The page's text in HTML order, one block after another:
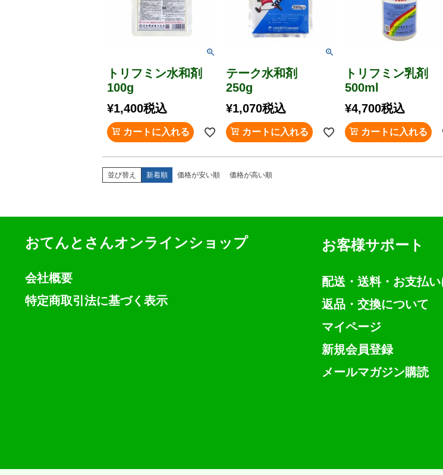
トリフミン水和剤
100g
¥1,400税込
カートに入れる
テーク水和剤
250g
¥1,070税込
カートに入れる
トリフミン乳剤
500ml
¥4,700税込
カートに入れる
並び替え 新着順 価格が安い順 価格が高い順
おてんとさんオンラインショップ
会社概要
特定商取引法に基づく表示
お客様サポート
配送・送料・お支払
返品・交換について
マイページ
新規会員登録
メールマガジン購読